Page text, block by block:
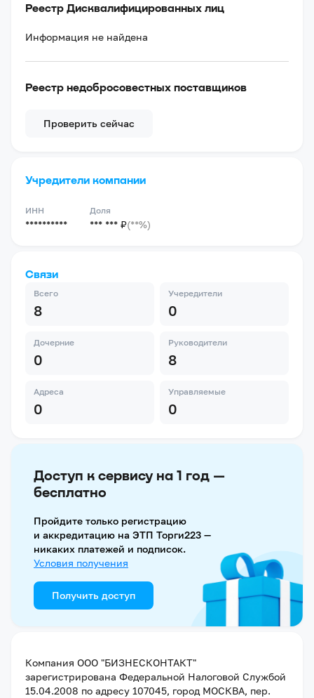
Реестр Дисквалифицированных лиц
Информация не найдена
Реестр недобросовестных поставщиков
Проверить сейчас
Учредители компании
ИНН
**********
Доля
*** *** ₽(**%)
Связи
Всего
8
Учередители
0
Дочерние
0
Руководители
8
Адреса
0
Управляемые
0
Доступ к сервису на 1 год —
бесплатно
Пройдите только регистрацию
и аккредитацию на ЭТП Торги223 —
никаких платежей и подписок.
Условия получения
Получить доступ
Компания ООО "БИЗНЕСКОНТАКТ"
зарегистрирована Федеральной Налоговой Службой
15.04.2008 по адресу 107045, город МОСКВА, пер.